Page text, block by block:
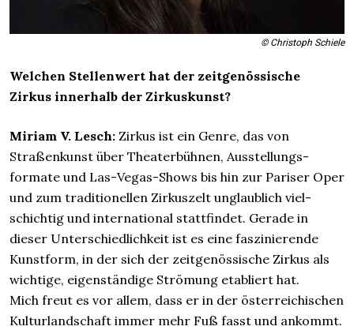
© Christoph Schiele
Welchen Stellenwert hat der zeit­genössische
Zirkus innerhalb der Zirkuskunst?
Miriam V. Lesch: Zirkus ist ein Genre, das von
Straßen­kunst über Theater­bühnen, Ausstellungs­
formate und Las-Vegas-Shows bis hin zur Pariser Oper
und zum traditionellen Zirkus­zelt unglaub­lich viel­
schichtig und inter­national stattfindet. Gerade in
dieser Unter­schied­lich­keit ist es eine faszinierende
Kunstform, in der sich der zeit­genössische Zirkus als
wichtige, eigenständige Strömung etabliert hat.
Mich freut es vor allem, dass er in der öster­reichischen
Kultur­land­schaft immer mehr Fuß fasst und ankommt.